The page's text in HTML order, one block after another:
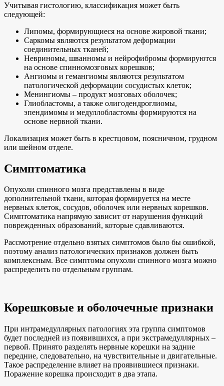
Учитывая гистологию, классификация может быть
следующей:
Липомы, формирующиеся на основе жировой ткани;
Саркомы являются результатом деформации
соединительных тканей;
Невриномы, шванномы и нейрофибромы формируются
на основе спинномозговых корешков;
Ангиомы и гемангиомы являются результатом
патологической деформации сосудистых клеток;
Менингиомы – продукт мозговых оболочек;
Глиобластомы, а также олигодендроглиомы,
эпендимомы и медуллобластомы формируются на
основе нервной ткани.
Локализация может быть в крестцовом, поясничном, грудном
или шейном отделе.
Симптоматика
Опухоли спинного мозга представлены в виде
дополнительной ткани, которая формируется на месте
нервных клеток, сосудов, оболочек или нервных корешков.
Симптоматика напрямую зависит от нарушения функций
поврежденных образований, которые сдавливаются.
Рассмотрение отдельно взятых симптомов было бы ошибкой,
поэтому анализ патологических признаков должен быть
комплексным. Все симптомы опухоли спинного мозга можно
распределить по отдельным группам.
Корешковые и оболочечные признаки
При интрамедуллярных патологиях эта группа симптомов
будет последней из появившихся, а при экстрамедуллярных –
первой. Принято разделять нервные корешки на задние
передние, следовательно, на чувствительные и двигательные.
Такое распределение влияет на проявившиеся признаки.
Поражение корешка происходит в два этапа.